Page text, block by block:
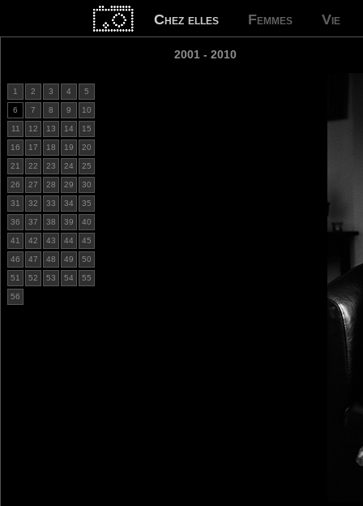
Chez elles Femmes Vie
2001 - 2010
1 2 3 4 5
6 7 8 9 10
11 12 13 14 15
16 17 18 19 20
21 22 23 24 25
26 27 28 29 30
31 32 33 34 35
36 37 38 39 40
41 42 43 44 45
46 47 48 49 50
51 52 53 54 55
56